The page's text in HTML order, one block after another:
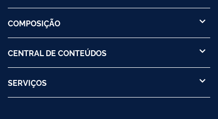
COMPOSIÇÃO
CENTRAL DE CONTEÚDOS
SERVIÇOS